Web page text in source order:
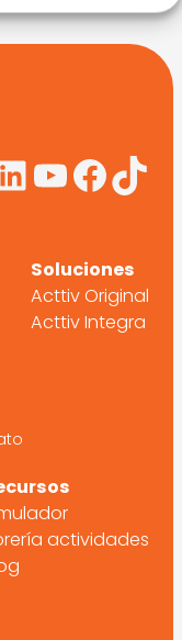
Soluciones
Acttiv Original
Acttiv Integra
actividades